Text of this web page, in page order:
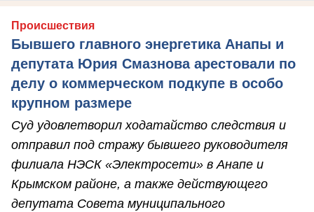
Происшествия
Бывшего главного энергетика Анапы и
депутата Юрия Смазнова арестовали по
делу о коммерческом подкупе в особо
крупном размере
Суд удовлетворил ходатайство следствия и
отправил под стражу бывшего руководителя
филиала НЭСК «Электросети» в Анапе и
Крымском районе, а также действующего
депутата Совета муниципального